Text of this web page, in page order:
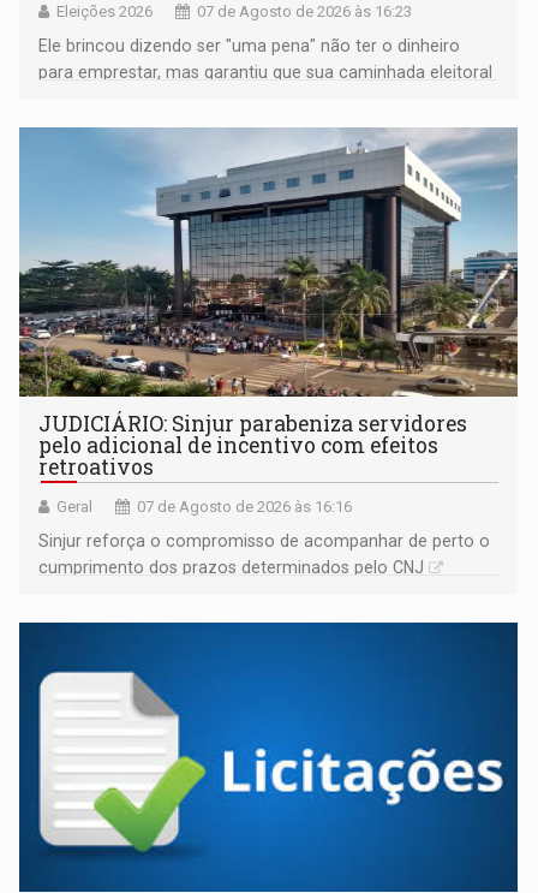
Eleições 2026 07 de Agosto de 2026 às 16:23
Ele brincou dizendo ser "uma pena" não ter o dinheiro
para emprestar, mas garantiu que sua caminhada eleitoral
JUDICIÁRIO: Sinjur parabeniza servidores
pelo adicional de incentivo com efeitos
retroativos
Geral 07 de Agosto de 2026 às 16:16
Sinjur reforça o compromisso de acompanhar de perto o
cumprimento dos prazos determinados pelo CNJ